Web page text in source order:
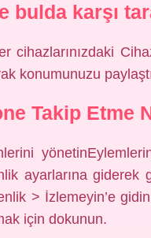
bulda karşı
cihazlarınızdaki
konumunuzu
Takip Etme
ayarlarına giderek
> İzlemeyin’e
için dokunun.